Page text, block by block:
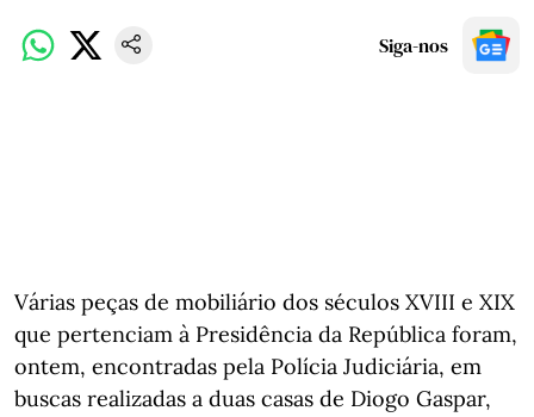
Siga-nos
Várias peças de mobiliário dos séculos XVIII e XIX
que pertenciam à Presidência da República foram,
ontem, encontradas pela Polícia Judiciária, em
buscas realizadas a duas casas de Diogo Gaspar,